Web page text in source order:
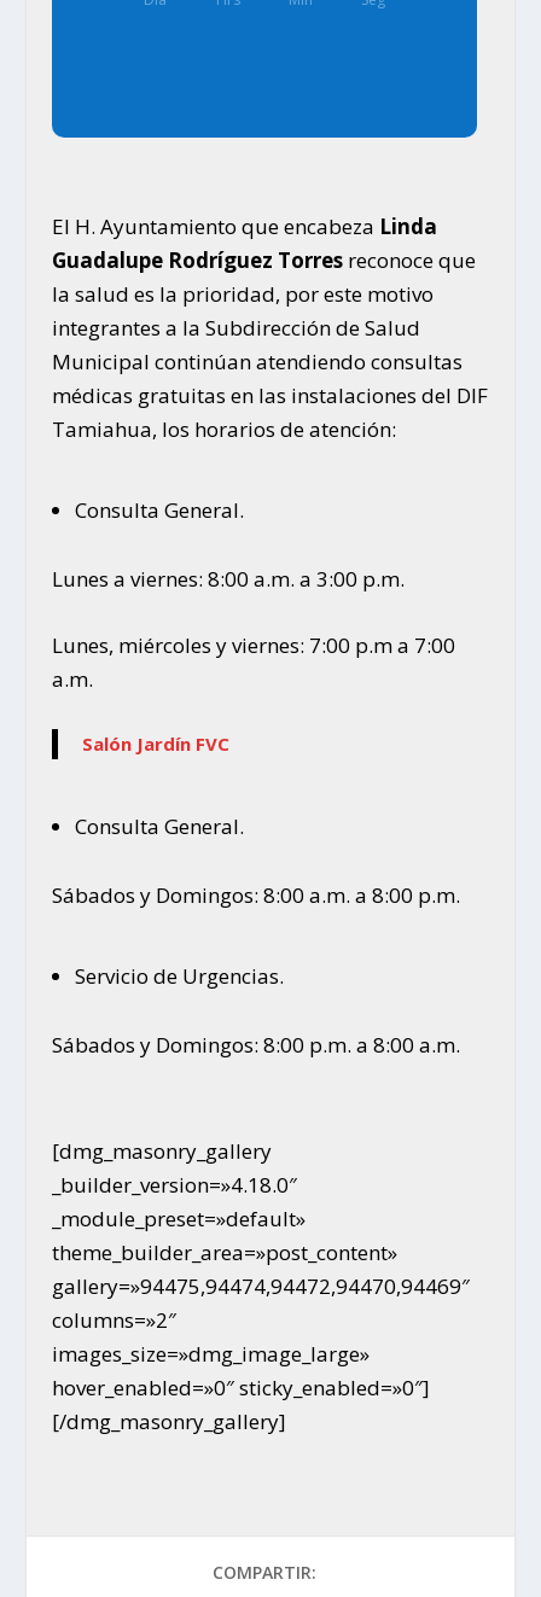
El H. Ayuntamiento que encabeza Linda
Guadalupe Rodríguez Torresreconoce que
la salud es la prioridad, por este motivo
integrantes a la Subdirección de Salud
Municipal continúan atendiendo consultas
médicas gratuitas en las instalaciones del DIF
Tamiahua, los horarios de atención:
Consulta General.
Lunes a viernes: 8:00 a.m. a 3:00 p.m.
Lunes, miércoles y viernes: 7:00 p.m a 7:00
a.m.
Salón Jardín FVC
Consulta General.
Sábados y Domingos: 8:00 a.m. a 8:00 p.m.
Servicio de Urgencias.
Sábados y Domingos: 8:00 p.m. a 8:00 a.m.
[dmg_masonry_gallery
_builder_version=»4.18.0″
_module_preset=»default»
theme_builder_area=»post_content»
gallery=»94475,94474,94472,94470,94469″
columns=»2″
images_size=»dmg_image_large»
hover_enabled=»0″ sticky_enabled=»0″]
[/dmg_masonry_gallery]
COMPARTIR: